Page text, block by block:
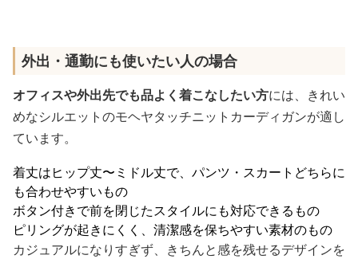
外出・通勤にも使いたい人の場合
オフィスや外出先でも品よく着こなしたい方には、きれい
めなシルエットのモヘヤタッチニットカーディガンが適し
ています。
着丈はヒップ丈〜ミドル丈で、パンツ・スカートどちらに
も合わせやすいもの
ボタン付きで前を閉じたスタイルにも対応できるもの
ピリングが起きにくく、清潔感を保ちやすい素材のもの
カジュアルになりすぎず、きちんと感を残せるデザインを